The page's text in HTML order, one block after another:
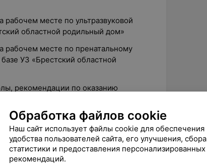
месте по ультразвуковой
областной родильный дом»
рабочем месте по пренатальному
УЗ «Брестский областной
рекомендации по оказанию
вопросы внедрения новых
практику. Основы УЗ-
заболеваний женской
гинекологии детского возраста»
Обработка файлов cookie
Наш сайт использует файлы cookie для обеспечения
удобства пользователей сайта, его улучшения, сбора
статистики и предоставления персонализированных
рекомендаций.